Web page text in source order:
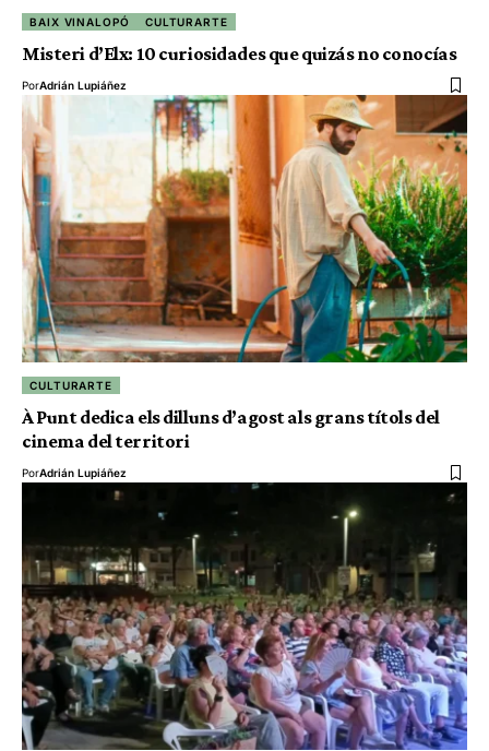
BAIX VINALOPÓ CULTURARTE
Misteri d’Elx: 10 curiosidades que quizás no conocías
PorAdrián Lupiáñez
CULTURARTE
À Punt dedica els dilluns d’agost als grans títols del
cinema del territori
PorAdrián Lupiáñez